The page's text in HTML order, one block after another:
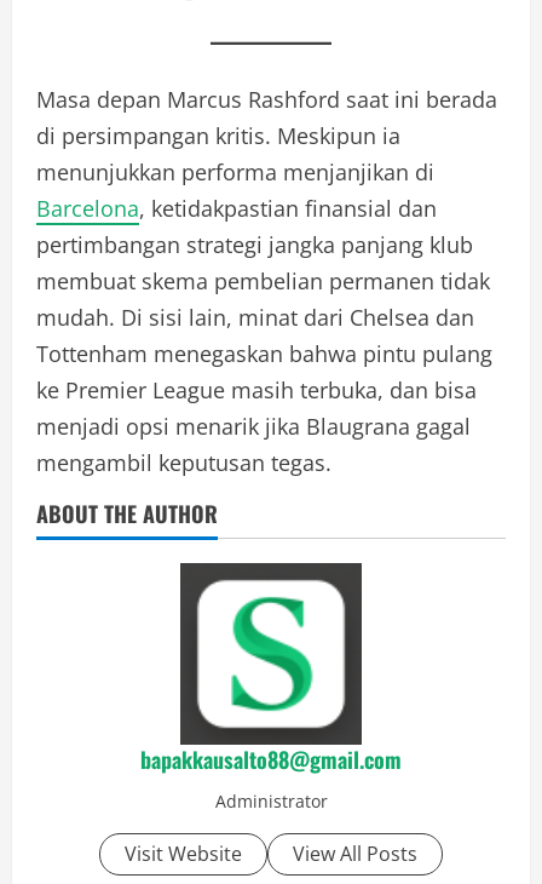
Masa depan Marcus Rashford saat ini berada
di persimpangan kritis. Meskipun ia
menunjukkan performa menjanjikan di
Barcelona, ketidakpastian finansial dan
pertimbangan strategi jangka panjang klub
membuat skema pembelian permanen tidak
mudah. Di sisi lain, minat dari Chelsea dan
Tottenham menegaskan bahwa pintu pulang
ke Premier League masih terbuka, dan bisa
menjadi opsi menarik jika Blaugrana gagal
mengambil keputusan tegas.
ABOUT THE AUTHOR
bapakkausalto88@gmail.com
Administrator
Visit Website View All Posts